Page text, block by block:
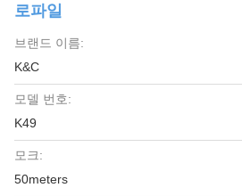
로파일
브랜드 이름:
K&C
모델 번호:
K49
모크:
50meters